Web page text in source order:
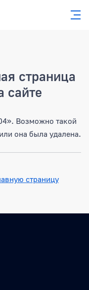
страница
сайте
Возможно такой
она была удалена.
страницу